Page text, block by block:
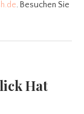
. Besuchen Sie
Hat